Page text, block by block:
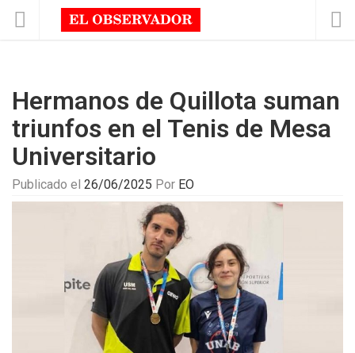
Hermanos de Quillota suman
triunfos en el Tenis de Mesa
Universitario
Publicado el 26/06/2025 Por EO